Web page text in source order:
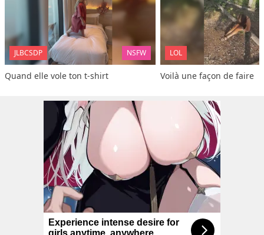
JLBCSDP NSFW
Quand elle vole ton t-shirt
LOL
Voilà une façon de faire